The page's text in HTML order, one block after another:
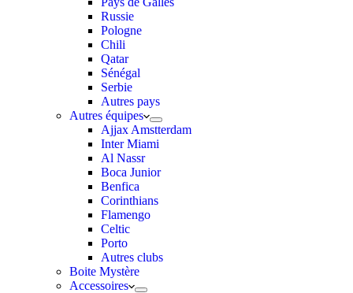
Russie
Pologne
Chili
Qatar
Sénégal
Serbie
Autres pays
Autres équipes
Ajjax Amstterdam
Inter Miami
Al Nassr
Boca Junior
Benfica
Corinthians
Flamengo
Celtic
Porto
Autres clubs
Boite Mystère
Accessoires